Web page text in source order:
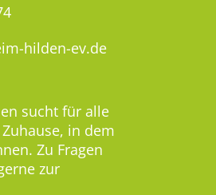
hilden-ev.de
sucht für alle
in dem
Zu Fragen
zur